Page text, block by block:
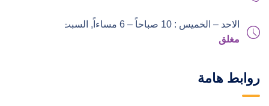
الاحد – الخميس : 10 صباحاً – 6 مساءاً,
السبت – الجمعة :
مغلق
روابط هامة